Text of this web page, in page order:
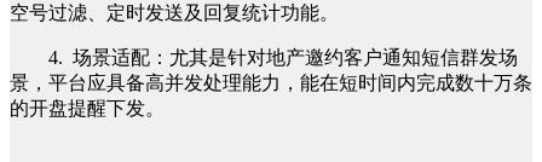
空号过滤、定时发送及回复统计功能。
4. 场景适配：尤其是针对地产邀约客户通知短信群发场
景，平台应具备高并发处理能力，能在短时间内完成数十万条
的开盘提醒下发。